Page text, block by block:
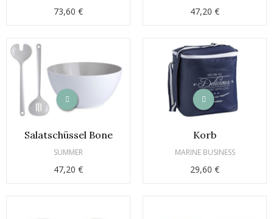
73,60 € 47,20 €
Salatschüssel Bone
SUMMER
47,20 €
Korb
MARINE BUSINESS
29,60 €